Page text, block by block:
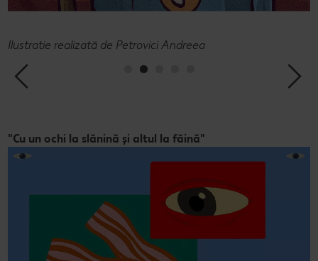
Ilustratie realizată de Petrovici Andreea
"Cu un ochi la slănină și altul la făină"